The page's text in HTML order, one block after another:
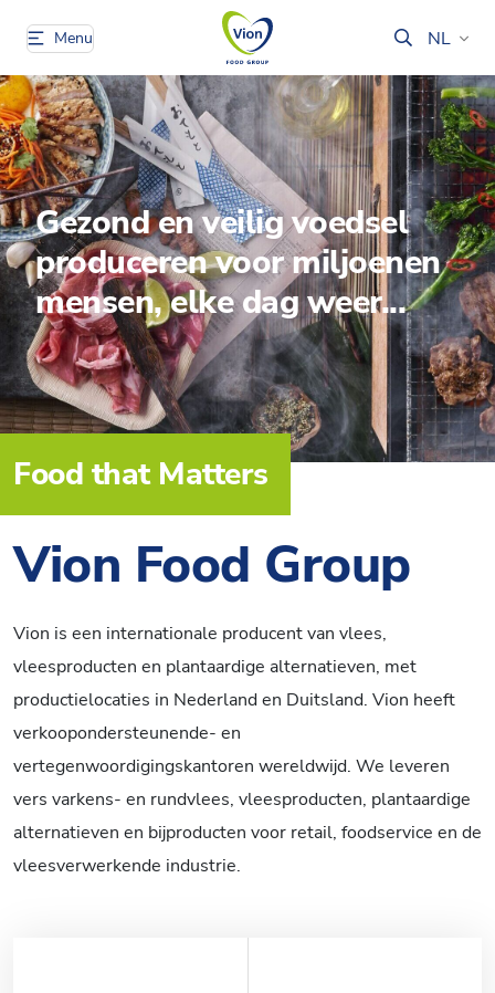
Menu NL
Food that Matters
Gezond en veilig voedsel
produceren voor miljoenen
mensen, elke dag weer...
Vion Food Group
Vion is een internationale producent van vlees,
vleesproducten en plantaardige alternatieven, met
productielocaties in Nederland en Duitsland. Vion heeft
verkoopondersteunende- en
vertegenwoordigingskantoren wereldwijd. We leveren
vers varkens- en rundvlees, vleesproducten, plantaardige
alternatieven en bijproducten voor retail, foodservice en de
vleesverwerkende industrie.